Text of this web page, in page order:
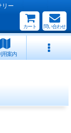
リー
カート 問い合わせ
用案内